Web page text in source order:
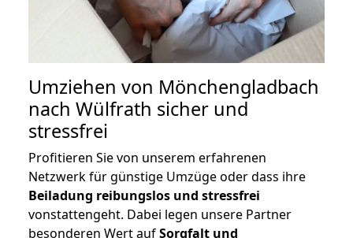
Umziehen von Mönchengladbach
nach Wülfrath sicher und
stressfrei
Profitieren Sie von unserem erfahrenen
Netzwerk für günstige Umzüge oder dass ihre
Beiladung reibungslos und stressfrei
vonstattengeht. Dabei legen unsere Partner
besonderen Wert aufSorgfalt und